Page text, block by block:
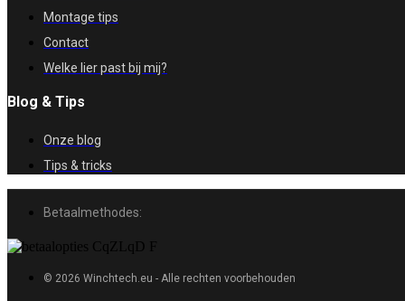
Montage tips
Contact
Welke lier past bij mij?
Blog & Tips
Onze blog
Tips & tricks
Betaalmethodes:
© 2026 Winchtech.eu - Alle rechten voorbehouden